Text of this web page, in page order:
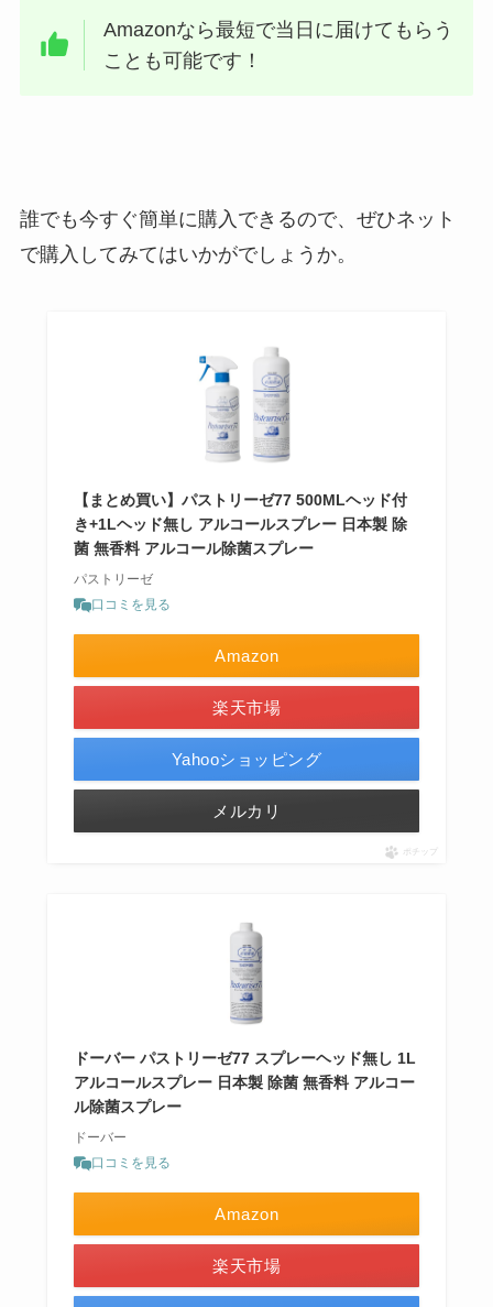
Amazonなら最短で当日に届けてもらう
ことも可能です！
誰でも今すぐ簡単に購入できるので、ぜひネット
で購入してみてはいかがでしょうか。
【まとめ買い】パストリーゼ77 500MLヘッド付
き+1Lヘッド無し アルコールスプレー 日本製 除
菌 無香料 アルコール除菌スプレー
パストリーゼ
口コミを見る
Amazon
楽天市場
Yahooショッピング
メルカリ
ポチップ
ドーバー パストリーゼ77 スプレーヘッド無し 1L
アルコールスプレー 日本製 除菌 無香料 アルコー
ル除菌スプレー
ドーバー
口コミを見る
Amazon
楽天市場